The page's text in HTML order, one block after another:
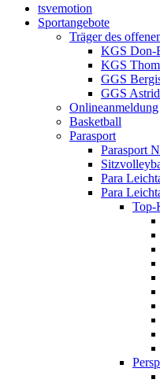
tsvemotion
Sportangebote
Träger des
KGS Don-
KGS
GGS
GGS
Onlineanmeldung
Basketball
Parasport
Parasport
Para
Para
Top-